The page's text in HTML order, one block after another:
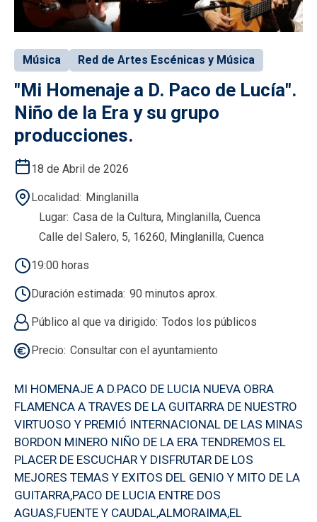
Música Red de Artes Escénicas y Música
"Mi Homenaje a D. Paco de Lucía".
Niño de la Era y su grupo
producciones.
18 de Abril de 2026
Localidad Minglanilla
Lugar Casa de la Cultura, Minglanilla, Cuenca
Calle del Salero, 5, 16260, Minglanilla, Cuenca
19:00 horas
Duración estimada 90 minutos aprox.
Público al que va dirigido Todos los públicos
Precio Consultar con el ayuntamiento
MI HOMENAJE A D.PACO DE LUCIA NUEVA OBRA
FLAMENCA A TRAVES DE LA GUITARRA DE NUESTRO
VIRTUOSO Y PREMIÓ INTERNACIONAL DE LAS MINAS
BORDON MINERO NIÑO DE LA ERA TENDREMOS EL
PLACER DE ESCUCHAR Y DISFRUTAR DE LOS
MEJORES TEMAS Y EXITOS DEL GENIO Y MITO DE LA
GUITARRA,PACO DE LUCIA ENTRE DOS
AGUAS,FUENTE Y CAUDAL,ALMORAIMA,EL